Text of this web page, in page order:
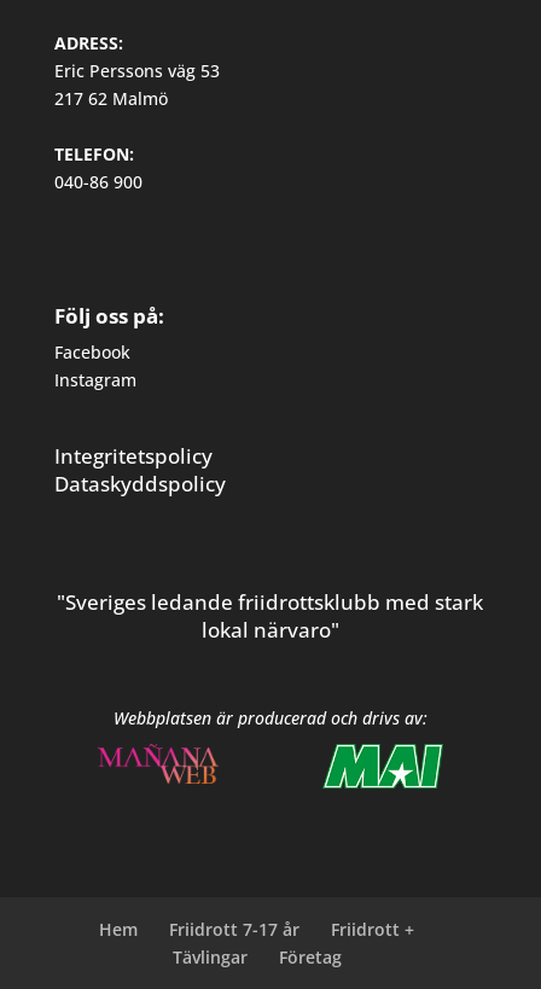
ADRESS:
Eric Perssons väg 53
217 62 Malmö
TELEFON:
040-86 900
Följ oss på:
Facebook
Instagram
Integritetspolicy
Dataskyddspolicy
"Sveriges ledande friidrottsklubb med stark
lokal närvaro"
Webbplatsen är producerad och drivs av:
Hem Friidrott 7-17 år
Friidrott +
Tävlingar
Företag